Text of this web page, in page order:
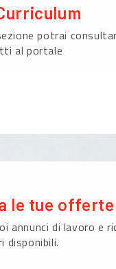
potrai
al portale
le tue
annunci di lavoro e
disponibili.